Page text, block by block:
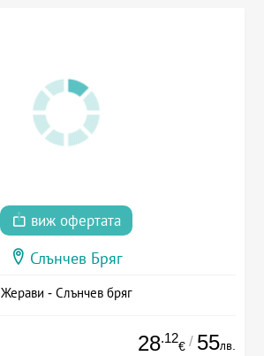
виж офертата
Слънчев Бряг
Жерави - Слънчев бряг
28.12
€ / 55лв.